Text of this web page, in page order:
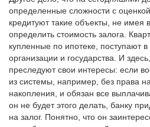
определенные сложности с
кредитуют такие объекты, не имея
определить стоимость залога.
купленные по ипотеке, поступают в
организации и государства. И
преследуют свои интересы: если
из системы, например, без права
накопления, и обязан все
он не будет этого делать, банку
на залог. Понятно, что он